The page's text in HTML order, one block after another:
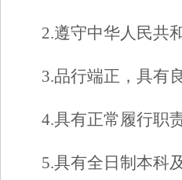
2.遵守中华人民共
3.品行端正，具有
4.具有正常履行职
5.具有全日制本科